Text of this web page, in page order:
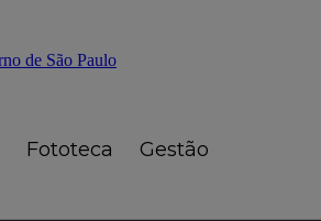
Fototeca Gestão